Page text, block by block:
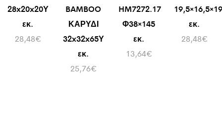
28x20x20Υ
εκ.
28,48€
BAMBOO
ΚΑΡΥΔΙ
32x32x65Υ
εκ.
25,76€
HM7272.17
Φ38×145
εκ.
13,64€
εκ.
28,48€